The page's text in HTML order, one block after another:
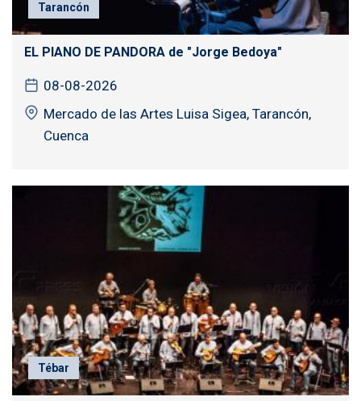
Tarancón
EL PIANO DE PANDORA de "Jorge Bedoya"
08-08-2026
Mercado de las Artes Luisa Sigea, Tarancón,
Cuenca
Tébar